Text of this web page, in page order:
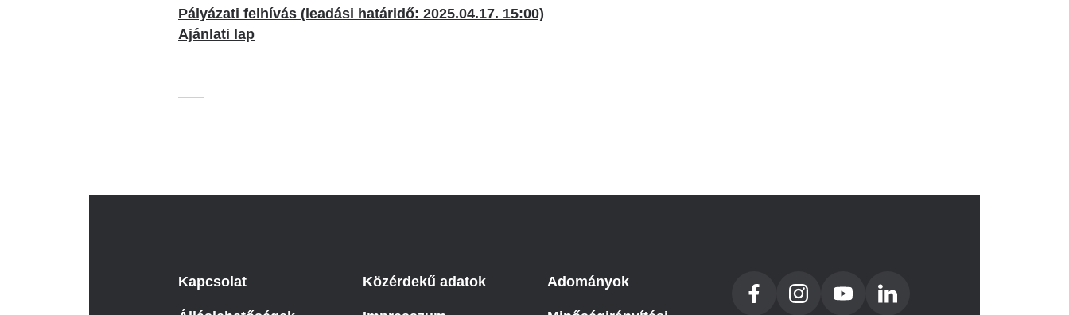
Pályázati felhívás (leadási határidő: 2025.04.17. 15:00)
Ajánlati lap
Kapcsolat Közérdekű adatok Adományok